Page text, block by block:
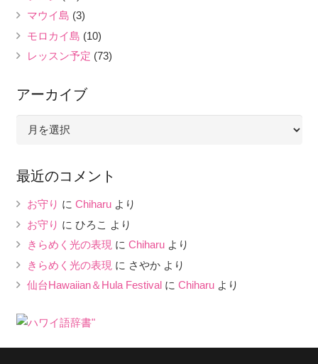
マウイ島 (3)
モロカイ島 (10)
レッスン予定 (73)
アーカイブ
イ
最近のコメント
お守り に Chiharuより
お守り に ひろこ より
きらめく光の表現 に Chiharuより
きらめく光の表現 に さやかより
仙台Hawaiian＆Hula Festivalに Chiharuより